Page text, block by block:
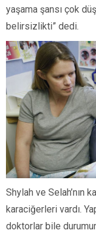
yaşama şansı çok
belirsizlikti” dedi.
Shylah ve Selah’nın
karaciğerleri vardı.
doktorlar bile